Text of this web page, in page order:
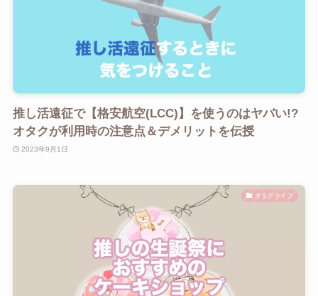
推し活遠征で【格安航空(LCC)】を使うのはヤバい!?
オタクが利用時の注意点＆デメリットを伝授
2023年9月1日
オタクライフ